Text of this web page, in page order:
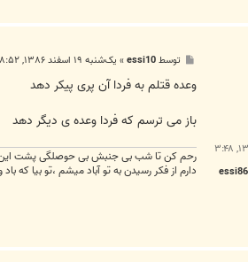
شنبه ۱۸ آذر ۱۳۸۵, ۳:۴۸
ت
توسطessi10
» یک‌شنبه ۱۹ اسفند ۱۳۸۶, ۸:۵۲ ق.ظ
وعده قتلم به فردا آن پری پیکر دهد
باز می ترسم که فردا وعده ی دیگر دهد
رحم کن تا شب بی جنبش بی حوصلگی پشت این
دارم از فکر رسیدن به تو آباد میشم ،تو بیا که باد